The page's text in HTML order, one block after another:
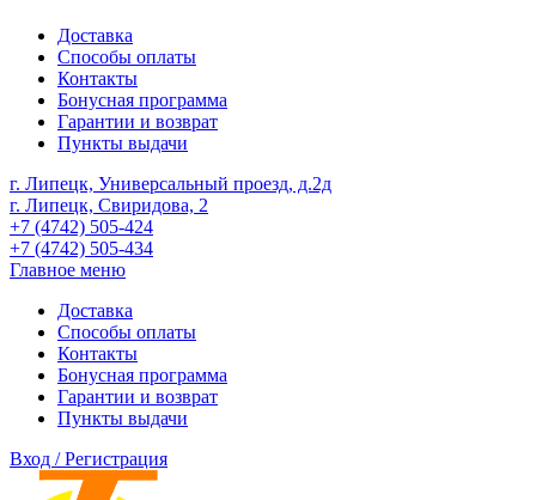
Доставка
Способы оплаты
Контакты
Бонусная программа
Гарантии и возврат
Пункты выдачи
г. Липецк, Универсальный проезд, д.2д
г. Липецк, Свиридова, 2
+7 (4742) 505-424
+7 (4742) 505-434
Главное меню
Доставка
Способы оплаты
Контакты
Бонусная программа
Гарантии и возврат
Пункты выдачи
Вход / Регистрация